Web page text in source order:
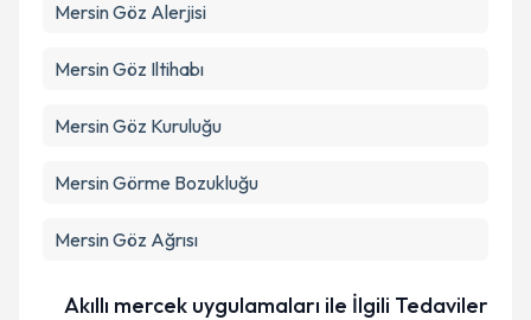
Mersin Göz Alerjisi
Mersin Göz Iltihabı
Mersin Göz Kuruluğu
Mersin Görme Bozukluğu
Mersin Göz Ağrısı
Akıllı mercek uygulamaları ile İlgili Tedaviler